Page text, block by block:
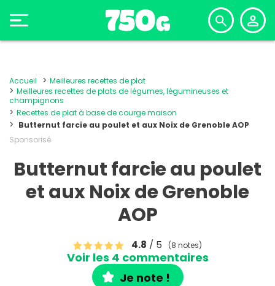
Accueil
Meilleures recettes de plat
Meilleures recettes de plats de légumes, légumineuses et
champignons
Recettes de plat à base de courge maison
Butternut farcie au poulet et aux Noix de Grenoble AOP
Sponsorisé
Butternut farcie au poulet
et aux Noix de Grenoble
AOP
4.8 / 5 (8 notes)
Voir les 4 commentaires
Je note !